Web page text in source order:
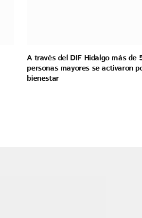
A través del DIF Hidalgo más de
personas mayores se activaron
bienestar